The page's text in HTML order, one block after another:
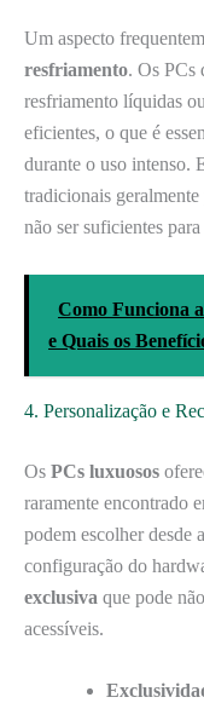
Um aspecto
resfriamento. Os PCs
resfriamento líquidas
eficientes, o que é
durante o uso intenso.
tradicionais geralmente
não ser suficientes
Como Funciona
e Quais os
4. Personalização e
Os PCs luxuosos
raramente encontrado
podem escolher desde
configuração do
exclusiva que pode
acessíveis.